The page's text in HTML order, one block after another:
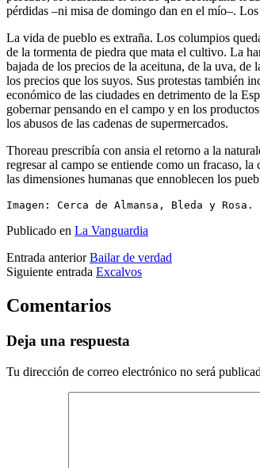
pérdidas –ni misa de domingo dan en el mío–.
La vida de pueblo es extraña. Los columpios
de la tormenta de piedra que mata el cultivo. La
bajada de los precios de la aceituna, de la uva,
los precios que los suyos. Sus protestas también
económico de las ciudades en detrimento de la
gobernar pensando en el campo y en los
los abusos de las cadenas de supermercados.
Thoreau prescribía con ansia el retorno a la
regresar al campo se entiende como un fracaso,
las dimensiones humanas que ennoblecen los
Imagen: Cerca de Almansa, Bleda y Rosa.
Publicado en La Vanguardia
Entrada anterior Bailar de verdad
Siguiente entrada Excalvos
Comentarios
Deja una respuesta
Tu dirección de correo electrónico no será